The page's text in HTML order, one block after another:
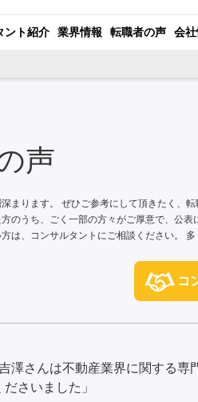
ント紹介 業界情報 転職者の声 会
声
ります。 ぜひご参考にして頂きたく、転
のうち、ごく一部の方々がご厚意で、公表
は、コンサルタントにご相談ください。
さんは不動産業界に関する専
さいました」